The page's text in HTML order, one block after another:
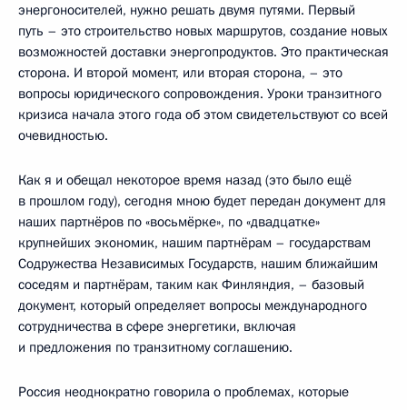
энергоносителей, нужно решать двумя путями. Первый
путь – это строительство новых маршрутов, создание новых
возможностей доставки энергопродуктов. Это практическая
сторона. И второй момент, или вторая сторона, – это
вопросы юридического сопровождения. Уроки транзитного
кризиса начала этого года об этом свидетельствуют со всей
очевидностью.
Как я и обещал некоторое время назад (это было ещё
в прошлом году), сегодня мною будет передан документ для
наших партнёров по «восьмёрке», по «двадцатке»
крупнейших экономик, нашим партнёрам – государствам
Содружества Независимых Государств, нашим ближайшим
соседям и партнёрам, таким как Финляндия, – базовый
документ, который определяет вопросы международного
сотрудничества в сфере энергетики, включая
и предложения по транзитному соглашению.
Россия неоднократно говорила о проблемах, которые